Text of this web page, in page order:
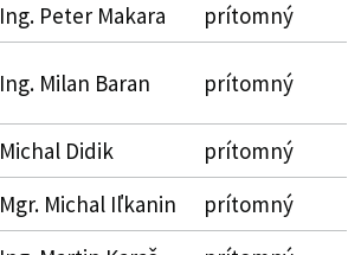
Ing. Peter Makara
prítomný
Ing. Milan Baran prítomný
Michal Didik
prítomný
Mgr. Michal Iľkanin
prítomný